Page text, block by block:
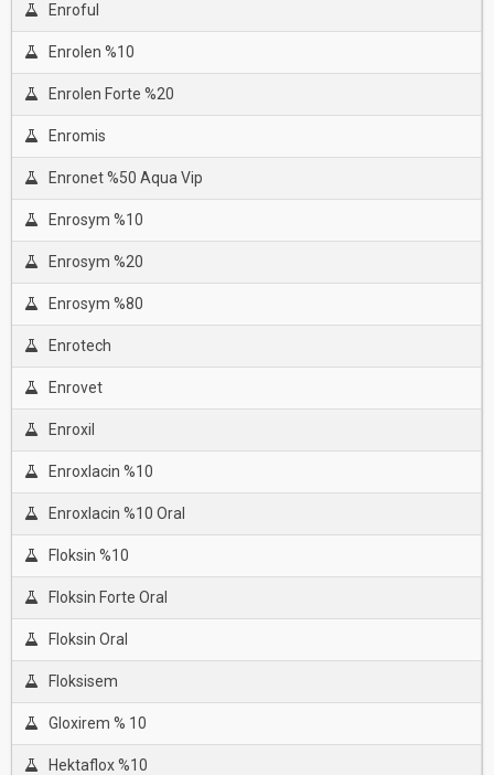
Enroful
Enrolen %10
Enrolen Forte %20
Enromis
Enronet %50 Aqua Vip
Enrosym %10
Enrosym %20
Enrosym %80
Enrotech
Enrovet
Enroxil
Enroxlacin %10
Enroxlacin %10 Oral
Floksin %10
Floksin Forte Oral
Floksin Oral
Floksisem
Gloxirem % 10
Hektaflox %10